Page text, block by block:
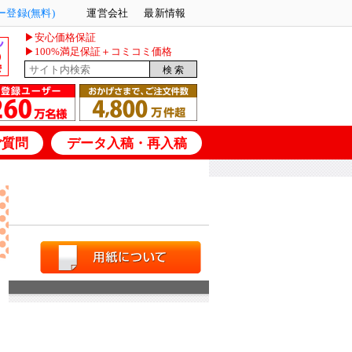
登録(無料) 運営会社 最新情報
▶安心価格保証
▶100%満足保証＋コミコミ価格
問 データ入稿・再入稿